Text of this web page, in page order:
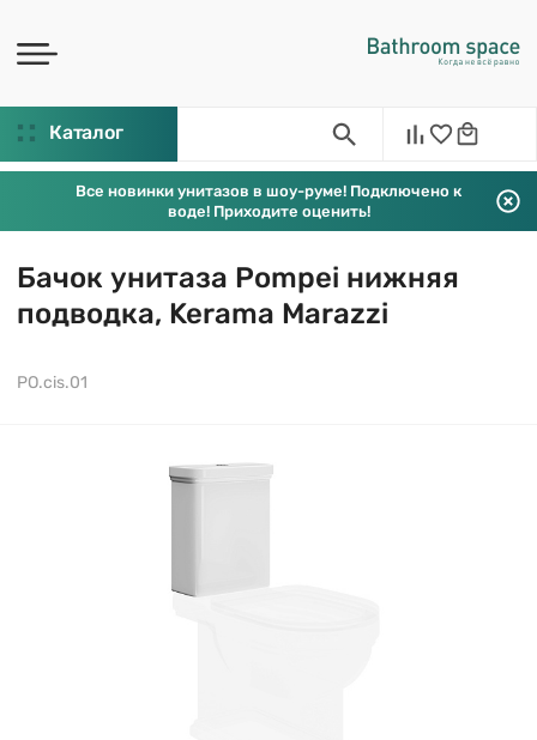
Каталог
Все новинки унитазов в шоу-руме! Подключено к
воде! Приходите оценить!
Бачок унитаза Pompei нижняя
подводка, Kerama Marazzi
PO.cis.01